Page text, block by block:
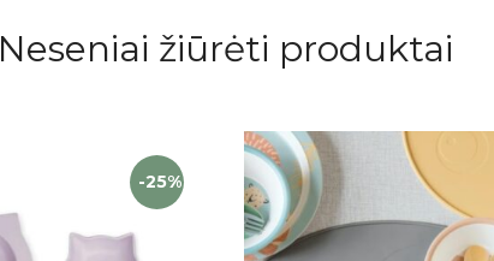
Neseniai žiūrėti produktai
-25%